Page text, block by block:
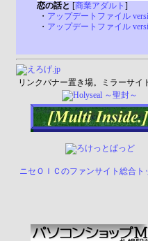
恋の話と [商業アダルト ]
・ アップデートファイル
・ アップデートファイル
リンクバナー置き場。ミラーサイ
ニセＯＩＣのファンサイト総合ト